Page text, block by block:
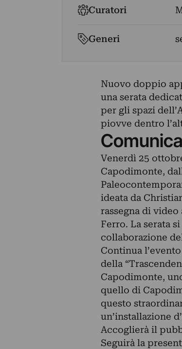
Curatori
Generi
Nuovo doppio
una serata
per gli spazi
piovve dentro
Venerdì 25
Capodimonte,
ideata da
rassegna di video
Ferro. La serata
collaborazione
Continua
della
Capodimonte,
quello di
questo
un’installazione
Accoglierà il
Seguirà la